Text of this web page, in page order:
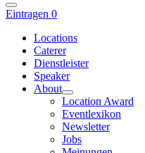
Eintragen 0
Locations
Caterer
Dienstleister
Speaker
About
Location Award
Eventlexikon
Newsletter
Jobs